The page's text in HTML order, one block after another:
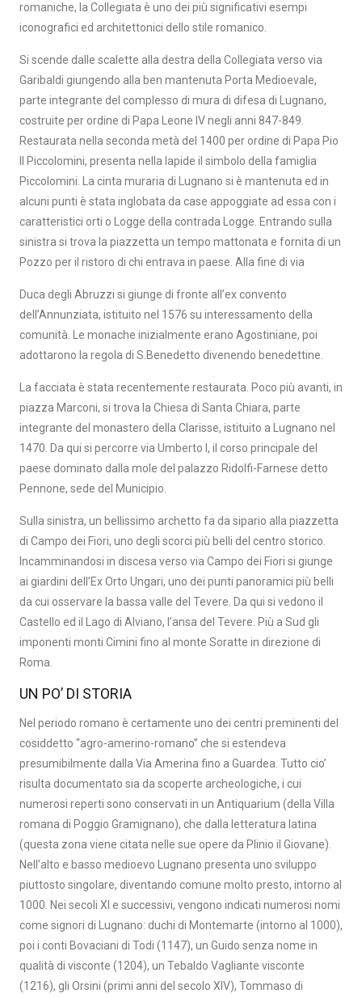
romaniche, la Collegiata è uno dei più significativi esempi
iconografici ed architettonici dello stile romanico.
Si scende dalle scalette alla destra della Collegiata verso via
Garibaldi giungendo alla ben mantenuta Porta Medioevale,
parte integrante del complesso di mura di difesa di Lugnano,
costruite per ordine di Papa Leone IV negli anni 847-849.
Restaurata nella seconda metà del 1400 per ordine di Papa Pio
II Piccolomini, presenta nella lapide il simbolo della famiglia
Piccolomini. La cinta muraria di Lugnano si è mantenuta ed in
alcuni punti è stata inglobata da case appoggiate ad essa con i
caratteristici orti o Logge della contrada Logge. Entrando sulla
sinistra si trova la piazzetta un tempo mattonata e fornita di un
Pozzo per il ristoro di chi entrava in paese. Alla fine di via
Duca degli Abruzzi si giunge di fronte all’ex convento
dell’Annunziata, istituito nel 1576 su interessamento della
comunità. Le monache inizialmente erano Agostiniane, poi
adottarono la regola di S.Benedetto divenendo benedettine.
La facciata è stata recentemente restaurata. Poco più avanti, in
piazza Marconi, si trova la Chiesa di Santa Chiara, parte
integrante del monastero della Clarisse, istituito a Lugnano nel
1470. Da qui si percorre via Umberto I, il corso principale del
paese dominato dalla mole del palazzo Ridolfi-Farnese detto
Pennone, sede del Municipio.
Sulla sinistra, un bellissimo archetto fa da sipario alla piazzetta
di Campo dei Fiori, uno degli scorci più belli del centro storico.
Incamminandosi in discesa verso via Campo dei Fiori si giunge
ai giardini dell’Ex Orto Ungari, uno dei punti panoramici più belli
da cui osservare la bassa valle del Tevere. Da qui si vedono il
Castello ed il Lago di Alviano, l’ansa del Tevere. Più a Sud gli
imponenti monti Cimini fino al monte Soratte in direzione di
Roma.
UN PO’ DI STORIA
Nel periodo romano è certamente uno dei centri preminenti del
cosiddetto “agro-amerino-romano” che si estendeva
presumibilmente dalla Via Amerina fino a Guardea. Tutto cio’
risulta documentato sia da scoperte archeologiche, i cui
numerosi reperti sono conservati in un Antiquarium (della Villa
romana di Poggio Gramignano), che dalla letteratura latina
(questa zona viene citata nelle sue opere da Plinio il Giovane).
Nell’alto e basso medioevo Lugnano presenta uno sviluppo
piuttosto singolare, diventando comune molto presto, intorno al
1000. Nei secoli XI e successivi, vengono indicati numerosi nomi
come signori di Lugnano: duchi di Montemarte (intorno al 1000),
poi i conti Bovaciani di Todi (1147), un Guido senza nome in
qualità di visconte (1204), un Tebaldo Vagliante visconte
(1216), gli Orsini (primi anni del secolo XIV), Tommaso di